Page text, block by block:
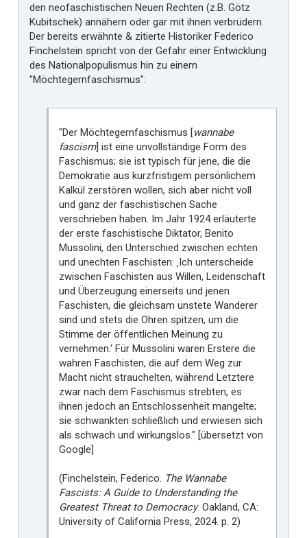
den neofaschistischen Neuen Rechten (z.B. Götz
Kubitschek) annähern oder gar mit ihnen verbrüdern.
Der bereits erwähnte & zitierte Historiker Federico
Finchelstein spricht von der Gefahr einer Entwicklung
des Nationalpopulismus hin zu einem
"Möchtegernfaschismus":
"Der Möchtegernfaschismus [wannabe
fascism] ist eine unvollständige Form des
Faschismus; sie ist typisch für jene, die die
Demokratie aus kurzfristigem persönlichem
Kalkül zerstören wollen, sich aber nicht voll
und ganz der faschistischen Sache
verschrieben haben. Im Jahr 1924 erläuterte
der erste faschistische Diktator, Benito
Mussolini, den Unterschied zwischen echten
und unechten Faschisten: ‚Ich unterscheide
zwischen Faschisten aus Willen, Leidenschaft
und Überzeugung einerseits und jenen
Faschisten, die gleichsam unstete Wanderer
sind und stets die Ohren spitzen, um die
Stimme der öffentlichen Meinung zu
vernehmen.‘ Für Mussolini waren Erstere die
wahren Faschisten, die auf dem Weg zur
Macht nicht strauchelten, während Letztere
zwar nach dem Faschismus strebten, es
ihnen jedoch an Entschlossenheit mangelte;
sie schwankten schließlich und erwiesen sich
als schwach und wirkungslos." [übersetzt von
Google]
(Finchelstein, Federico.
The Wannabe
Fascists: A Guide to Understanding the
Greatest Threat to Democracy. Oakland, CA:
University of California Press, 2024. p. 2)